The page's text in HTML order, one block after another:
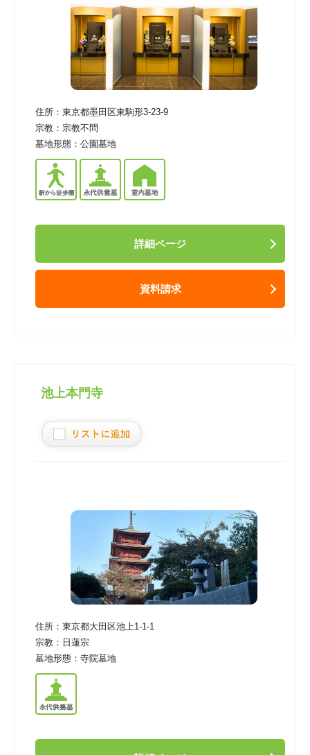
住所： 東京都墨田区東駒形3-23-9
宗教： 宗教不問
墓地形態： 公園墓地
詳細ページ
資料請求
池上本門寺
住所： 東京都大田区池上1-1-1
宗教： 日蓮宗
墓地形態： 寺院墓地